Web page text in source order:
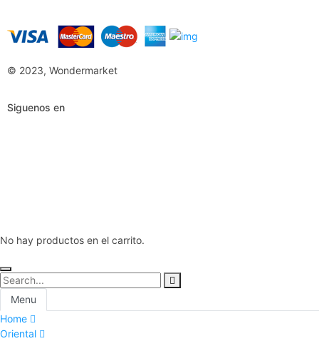
© 2023, Wondermarket
Siguenos en
No hay productos en el carrito.
Menu
Home
Oriental